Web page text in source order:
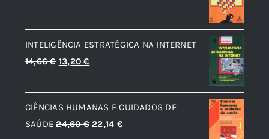
original
era:
7,85 €.
atual
é:
7,07 €.
INTELIGÊNCIA ESTRATÉGICA NA INTERNET
14,66€ O
original
era:
14,66 €.
13,20€
atual
é:
13,20 €.
CIÊNCIAS HUMANAS E CUIDADOS DE
SAÚDE 24,60€ O
22,14 €O